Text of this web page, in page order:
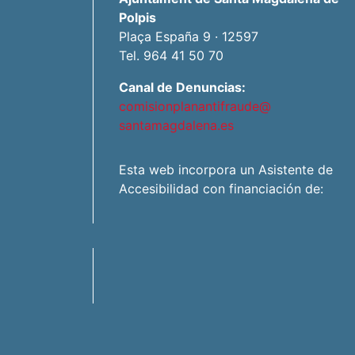
Polpis
Plaça España 9 · 12597
Tel. 964 41 50 70
Canal de Denuncias:
comisionplanantifraude@
santamagdalena.es
Esta web incorpora un Asistente de
Accesibilidad con financiación de: